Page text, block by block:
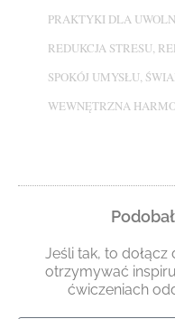
PRAKTYKI DLA
REDUKCJA STRESU,
SPOKÓJ UMYSŁU,
WEWNĘTRZNA
Jeśli tak, to dołącz
otrzymywać
ćwiczeniach